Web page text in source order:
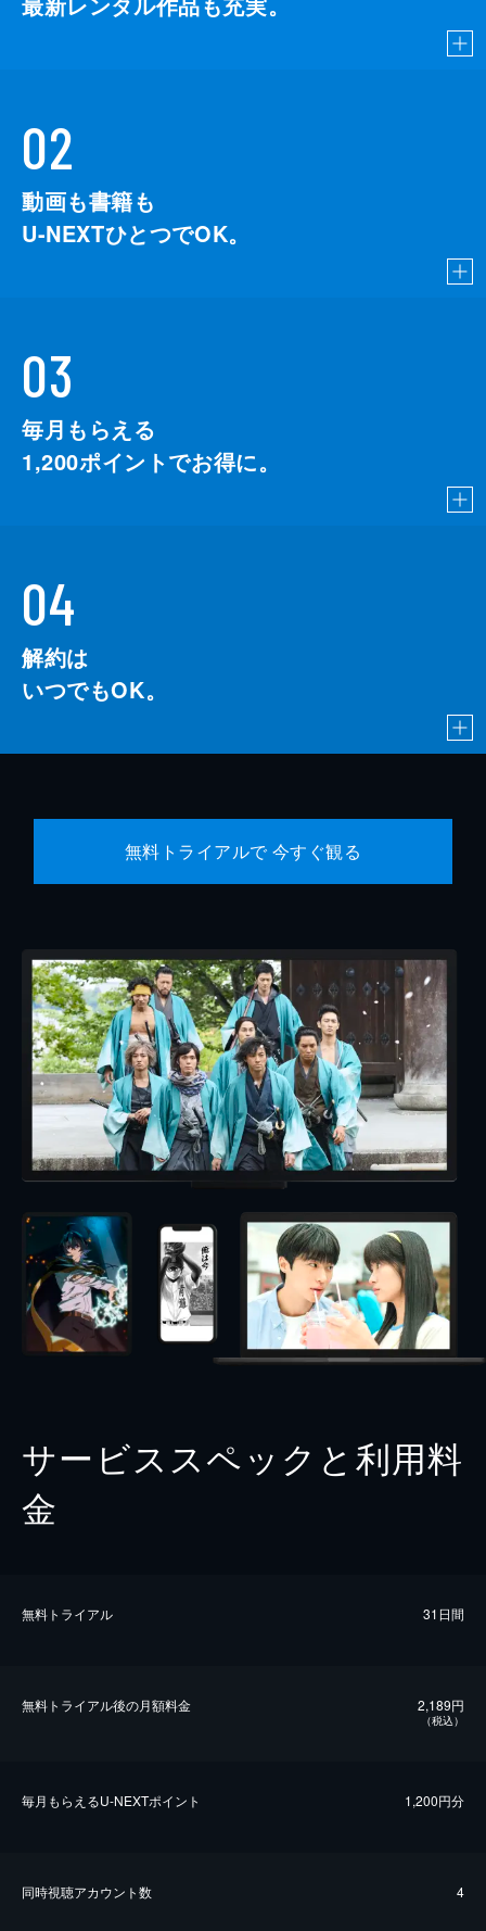
02
動画も書籍も
U-NEXTひとつでOK。
03
毎月もらえる
1,200ポイントでお得に。
04
解約は
いつでもOK。
無料トライアルで 今すぐ観る
サービススペックと利用料
金
無料トライアル 31日間
無料トライアル後の⽉額料金 2,189円
（税込）
毎⽉もらえるU-NEXTポイント 1,200円分
同時視聴アカウント数 4